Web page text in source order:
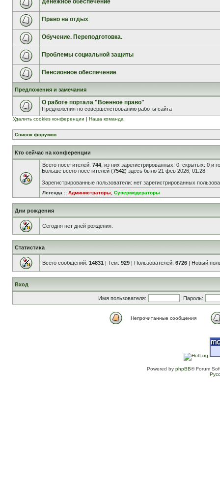
Денежное обеспечение
Право на отдых
Обучение. Переподготовка.
Проблемы социальной защиты
Пенсионное обеспечение
Предложения и замечания
О работе портала "Военное право"
Предложения по совершенствованию работы сайта
Удалить cookies конференции | Наша команда
Список форумов
Кто сейчас на конференции
Всего посетителей: 744 , из них зарегистрированных: 0, скрытых: 0 и
Больше всего посетителей (7542) здесь было 21 фев 2026, 01:28
Зарегистрированные пользователи: нет зарегистрированных
Легенда :: Администраторы Супермодераторы
Дни рождения
Сегодня нет дней рождения.
Статистика
Всего сообщений: 14831 | Тем: 929 | Пользователей: 6726 | Новый
Вход
Имя пользователя: Пароль:
Непрочитанные сообщения
Powered by phpBB® Forum